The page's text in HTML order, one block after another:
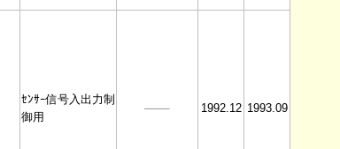
ｾﾝｻｰ信号入出力制
御用
1992.12 1993.09